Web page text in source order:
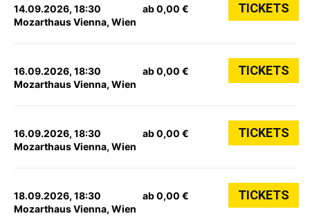
14.09.2026, 18:30
Mozarthaus Vienna, Wien
ab 0,00 € TICKETS
16.09.2026, 18:30
Mozarthaus Vienna, Wien
ab 0,00 € TICKETS
16.09.2026, 18:30
Mozarthaus Vienna, Wien
ab 0,00 € TICKETS
18.09.2026, 18:30
Mozarthaus Vienna, Wien
ab 0,00 € TICKETS